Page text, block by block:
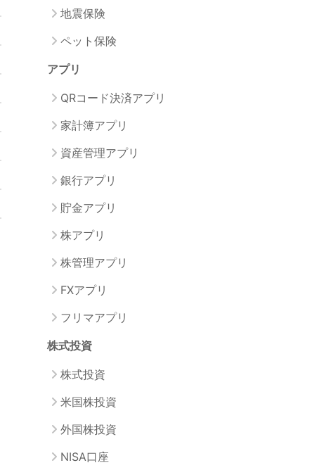
地震保険
ペット保険
アプリ
QRコード決済アプリ
家計簿アプリ
資産管理アプリ
銀行アプリ
貯金アプリ
株アプリ
株管理アプリ
FXアプリ
フリマアプリ
株式投資
株式投資
米国株投資
外国株投資
NISA口座